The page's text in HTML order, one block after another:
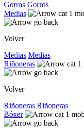
Gorros Gorros
Medias
Volver
Medias Medias
Riñoneras
Volver
Riñoneras Riñoneras
Bóxer